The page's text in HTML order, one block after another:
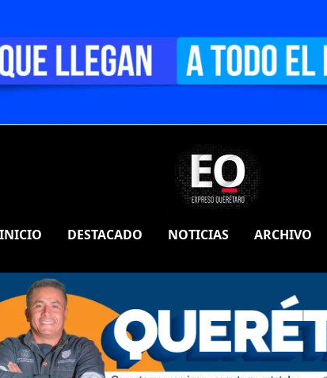
INICIO DESTACADO NOTICIAS ARCHIVO